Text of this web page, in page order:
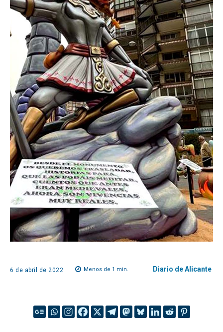
6 de abril de 2022 Menos de 1 min. Diario de Alicante